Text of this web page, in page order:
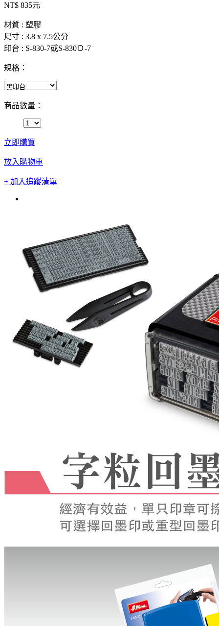
NT$ 835元
材質 : 塑膠
尺寸 : 3.8 x 7.5公分
印台 : S-830-7或S-830Ｄ-7
規格：
商品數量：
立即購買
放入購物車
+ 加入追蹤清單